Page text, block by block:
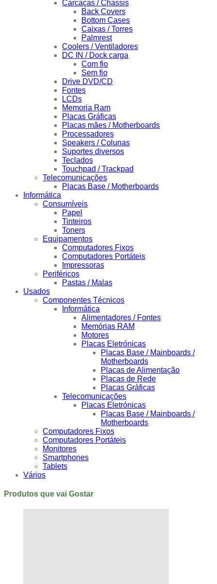
Carcaças / Chassis
Back Covers
Bottom Cases
Caixas / Torres
Palmrest
Coolers / Ventiladores
DC IN / Dock carga
Com fio
Sem fio
Drive DVD/CD
Fontes
LCDs
Memoria Ram
Placas Gráficas
Placas mães / Motherboards
Processadores
Speakers / Colunas
Suportes diversos
Teclados
Touchpad / Trackpad
Telecomunicações
Placas Base / Motherboards
Informática
Consumíveis
Papel
Tinteiros
Toners
Equipamentos
Computadores Fixos
Computadores Portáteis
Impressoras
Periféricos
Pastas / Malas
Usados
Componentes Técnicos
Informática
Alimentadores / Fontes
Memórias RAM
Motores
Placas Eletrónicas
Placas Base / Mainboards /
Motherboards
Placas de Alimentação
Placas de Rede
Placas Gráficas
Telecomunicações
Placas Eletrónicas
Placas Base / Mainboards /
Motherboards
Computadores Fixos
Computadores Portáteis
Monitores
Smartphones
Tablets
Vários
Produtos que vai Gostar